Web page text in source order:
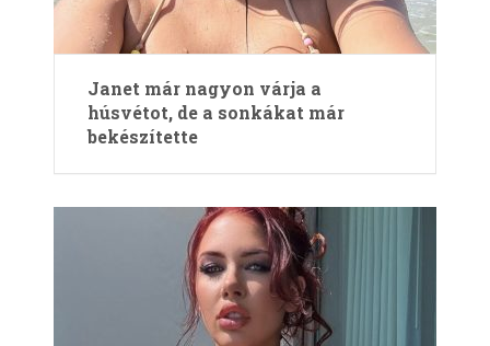
Janet már nagyon várja a
húsvétot, de a sonkákat már
bekészítette